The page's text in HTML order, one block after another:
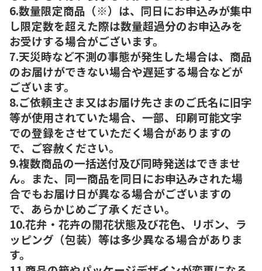
6.数量限定商品（※）は、同日にお申込みが集中
し限定数を超えた際は数量超過分のお申込みを
お受けする場合がございます。
7.天災時など不測の事態が発生した場合は、商品
のお届けができない場合や遅延する場合などが
ございます。
8.ご依頼主さま又はお届け先さまのご氏名に旧字
等が使用されていた場合、一部、印刷可能文字
での登録をさせていただく場合がありますの
で、ご容赦ください。
9.複数商品の一括送付及び同時発送はできませ
ん。また、同一商品を同日にお申込みされた場
合でもお届け日が異なる場合がございますの
で、あらかじめご了承ください。
10.花弁・花卉の開花状態及び花色、リボン、ラ
ッピング（包装）等は多少異なる場合がありま
す。